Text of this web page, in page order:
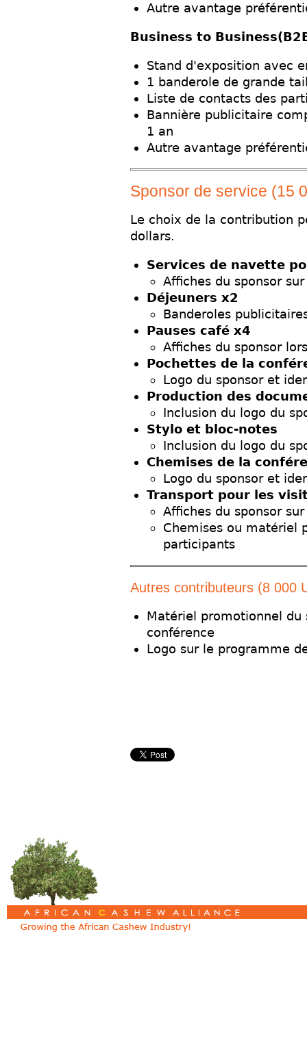
Autre avantage
Business to
Stand d'exposition avec
1 banderole de grande
Liste de contacts des
Bannière publicitaire
1 an
Autre avantage
Sponsor de service (15
Le choix de la contribution
dollars.
Services de navette
Affiches du sponsor
Déjeuners x2
Banderoles
Pauses café x4
Affiches du sponsor
Pochettes de la
Logo du sponsor et
Production des
Inclusion du logo du
Stylo et bloc-notes
Inclusion du logo du
Chemises de la
Logo du sponsor et
Transport pour les
Affiches du sponsor
Chemises ou matériel
participants
Autres contributeurs (8 000
Matériel promotionnel du
conférence
Logo sur le programme